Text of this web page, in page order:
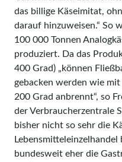
das billige Käse­imitat,
darauf hinzuweisen.“ So
100 000 Tonnen
produziert. Da das
400 Grad) „können
gebacken werden wie
200 Grad anbrennt“, so
der Verbraucherzentrale
bisher nicht so sehr die
bundesweit eher die